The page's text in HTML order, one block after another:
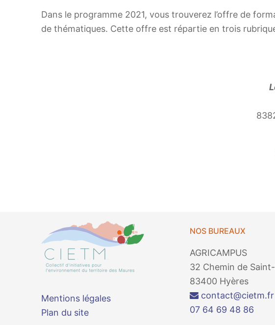
Dans le programme 2021, vous trouverez l’offre de
de thématiques. Cette offre est répartie en trois
Mentions légales
Plan du site
NOS BUREAUX
AGRICAMPUS
32 Chemin de
83400 Hyères
contact@cietm.fr
07 64 69 48 86